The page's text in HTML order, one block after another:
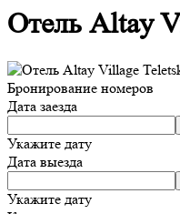
Отель Altay
Бронирование номеров
Дата заезда
Укажите дату
Дата выезда
Укажите дату